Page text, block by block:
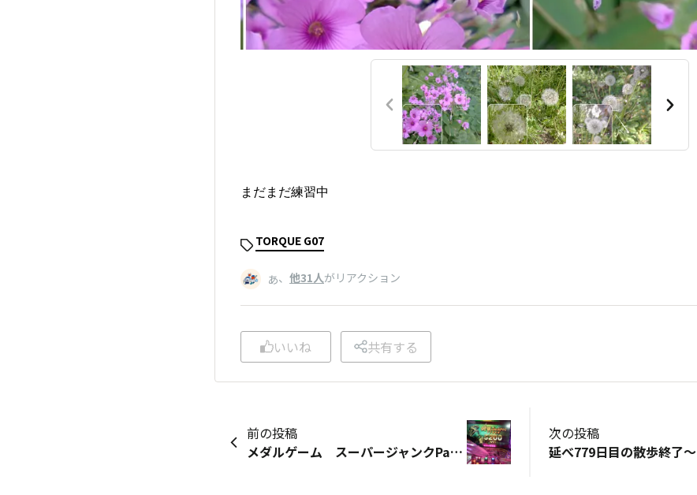
まだまだ練習中
TORQUE G07
あ、 他31人がリアクション
いいね 共有する
前の投稿
メダルゲーム スーパージャンクPart2
次の投稿
延べ779日目の散歩終了～